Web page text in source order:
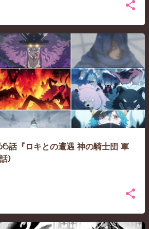
話『ロキとの遭遇 神の騎士団 軍
)